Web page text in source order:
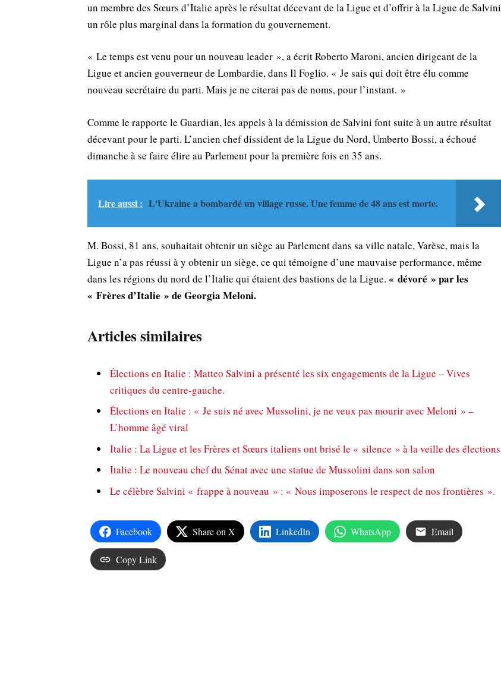
un membre des Sœurs d’Italie après le résultat décevant de la Ligue et d’offrir à la Ligue de Salvini
un rôle plus marginal dans la formation du gouvernement.
« Le temps est venu pour un nouveau leader », a écrit Roberto Maroni, ancien dirigeant de la
Ligue et ancien gouverneur de Lombardie, dans Il Foglio. « Je sais qui doit être élu comme
nouveau secrétaire du parti. Mais je ne citerai pas de noms, pour l’instant. »
Comme le rapporte le Guardian, les appels à la démission de Salvini font suite à un autre résultat
décevant pour le parti. L’ancien chef dissident de la Ligue du Nord, Umberto Bossi, a échoué
dimanche à se faire élire au Parlement pour la première fois en 35 ans.
Lire aussi : L'Ukraine a bombardé un village russe. Une femme de 48 ans est morte.
M. Bossi, 81 ans, souhaitait obtenir un siège au Parlement dans sa ville natale, Varèse, mais la
Ligue n’a pas réussi à y obtenir un siège, ce qui témoigne d’une mauvaise performance, même
dans les régions du nord de l’Italie qui étaient des bastions de la Ligue. « dévoré » par les
« Frères d’Italie » de Georgia Meloni.
Articles similaires
Élections en Italie : Matteo Salvini a présenté les six engagements de la Ligue – Vives
critiques du centre-gauche.
Élections en Italie : « Je suis né avec Mussolini, je ne veux pas mourir avec Meloni » –
L’homme âgé viral
Italie : La Ligue et les Frères et Sœurs italiens ont brisé le « silence » à la veille des élections
Italie : Le nouveau chef du Sénat avec une statue de Mussolini dans son salon
Le célèbre Salvini « frappe à nouveau » : « Nous imposerons le respect de nos frontières ».
Facebook Share on X LinkedIn WhatsApp Email
Copy Link